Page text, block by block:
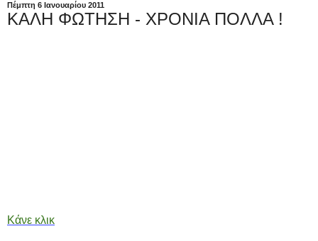
Πέμπτη 6 Ιανουαρίου 2011
ΚΑΛΗ ΦΩΤΗΣΗ - ΧΡΟΝΙΑ ΠΟΛΛΑ !
Κάνε κλικ